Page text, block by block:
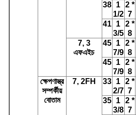
38 1
1/2
2 *
7
41 1
3/5
2 *
8
7, 3
এফএইচ
45 1
7/9
2 *
8
45 1
7/9
2 *
8
ক্ষেপণাস্ত্র
সম্পর্কীয়
বোতাম
7, 2FH 33 1
2/7
2 *
7
35 1
3/8
2 *
7